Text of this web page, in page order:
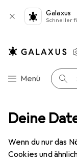
Deine
Wenn du nur das
Cookies und
Galaxus
Schneller
Navigation nach
Menü Suche
Schrauben +